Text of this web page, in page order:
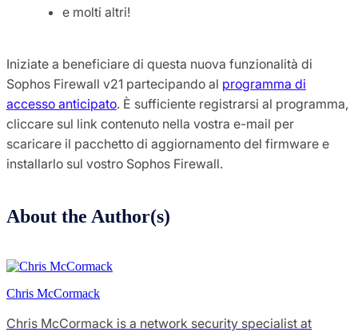
e molti altri!
Iniziate a beneficiare di questa nuova funzionalità di
Sophos Firewall v21 partecipando al programma di
accesso anticipato. È sufficiente registrarsi al programma,
cliccare sul link contenuto nella vostra e-mail per
scaricare il pacchetto di aggiornamento del firmware e
installarlo sul vostro Sophos Firewall.
About the Author(s)
Chris McCormack
Chris McCormack is a network security specialist at